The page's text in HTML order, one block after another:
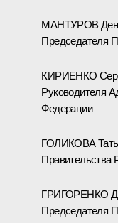
МАНТУРОВ
Председателя
КИРИЕНКО
Руководителя
Федерации
ГОЛИКОВА
Правительства
ГРИГОРЕНКО
Председателя